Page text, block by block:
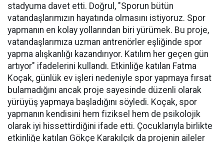
stadyuma davet etti. Doğrul, "Sporun bütün
vatandaşlarımızın hayatında olmasını istiyoruz. Spor
yapmanın en kolay yollarından biri yürümek. Bu proje,
vatandaşlarımıza uzman antrenörler eşliğinde spor
yapma alışkanlığı kazandırıyor. Katılım her geçen gün
artıyor" ifadelerini kullandı. Etkinliğe katılan Fatma
Koçak, günlük ev işleri nedeniyle spor yapmaya fırsat
bulamadığını ancak proje sayesinde düzenli olarak
yürüyüş yapmaya başladığını söyledi. Koçak, spor
yapmanın kendisini hem fiziksel hem de psikolojik
olarak iyi hissettirdiğini ifade etti. Çocuklarıyla birlikte
etkinliğe katılan Gökçe Karakılçık da projenin aileler